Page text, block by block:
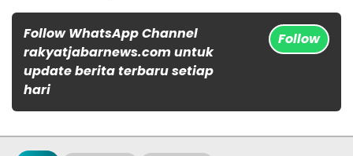
Follow WhatsApp Channel
rakyatjabarnews.com untuk
update berita terbaru setiap
hari
Follow